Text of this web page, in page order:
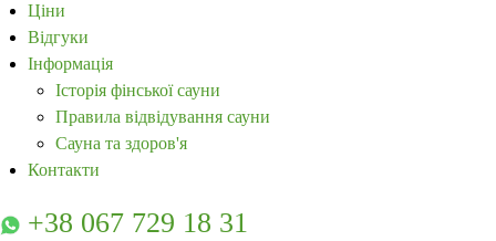
Ціни
Відгуки
Інформація
Історія фінської сауни
Правила відвідування сауни
Сауна та здоров'я
Контакти
+38 067 729 18 31